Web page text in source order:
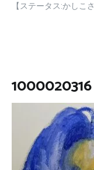
【ステータス:かしこ
1000020316